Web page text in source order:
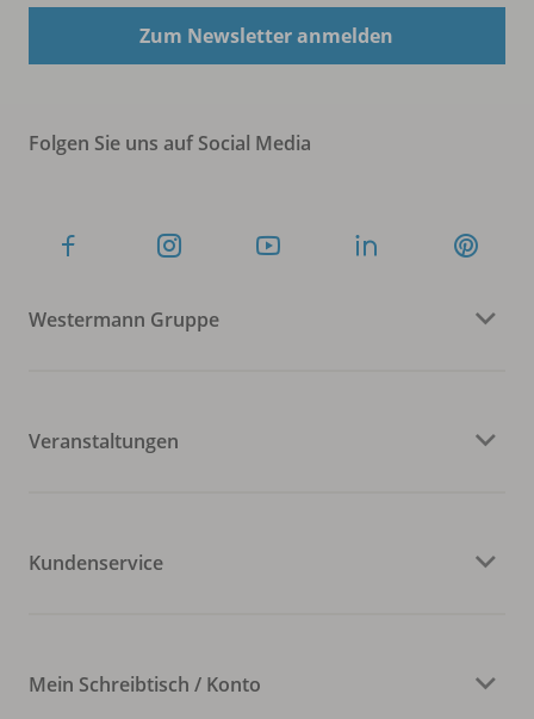
Zum Newsletter anmelden
Folgen Sie uns auf Social Media
Westermann Gruppe
Veranstaltungen
Kundenservice
Mein Schreibtisch / Konto